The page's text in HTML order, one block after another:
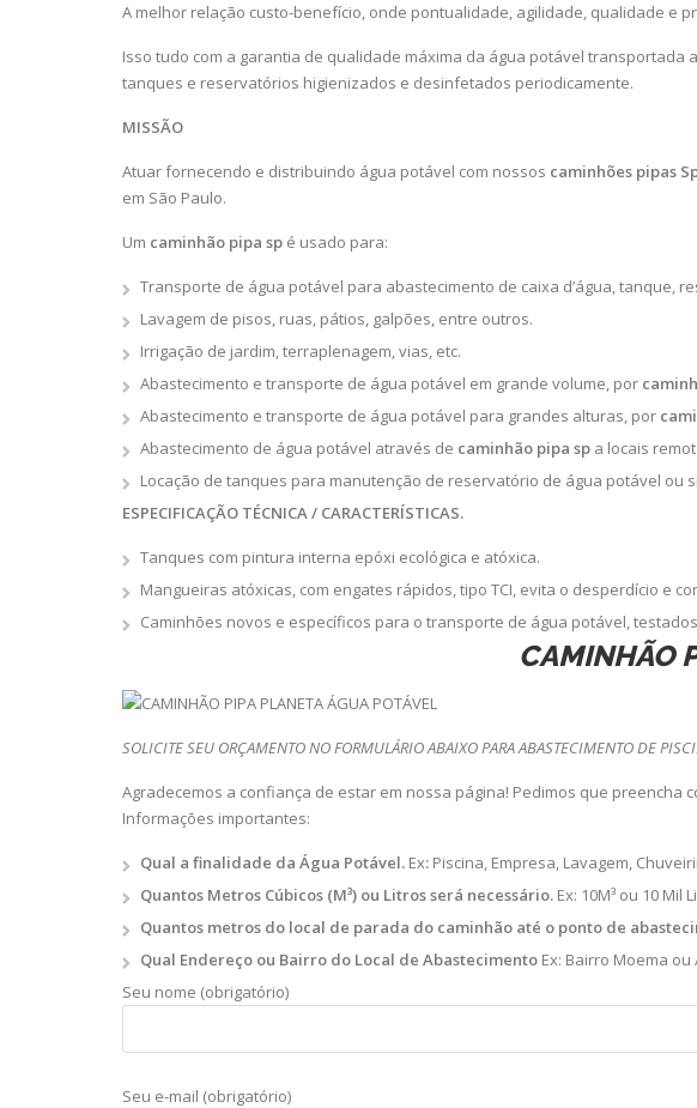
A melhor relação custo-benefício, onde pontualidade, agilidade, qualidade e
Isso tudo com a garantia de qualidade máxima da água potável transportada
tanques e reservatórios higienizados e desinfetados periodicamente.
MISSÃO
Atuar fornecendo e distribuindo água potável com nossos caminhões pipas
em São Paulo.
Um caminhão pipa sp é usado para:
Transporte de água potável para abastecimento de caixa d’água, tanque,
Lavagem de pisos, ruas, pátios, galpões, entre outros.
Irrigação de jardim, terraplenagem, vias, etc.
Abastecimento e transporte de água potável em grande volume, por
Abastecimento e transporte de água potável para grandes alturas, por
Abastecimento de água potável através de caminhão pipa sp a locais
Locação de tanques para manutenção de reservatório de água potável ou
ESPECIFICAÇÃO TÉCNICA / CARACTERÍSTICAS.
Tanques com pintura interna epóxi ecológica e atóxica.
Mangueiras atóxicas, com engates rápidos, tipo TCI, evita o desperdício e
Caminhões novos e específicos para o transporte de água potável,
CAMINHÃO
SOLICITE SEU ORÇAMENTO NO FORMULÁRIO ABAIXO PARA ABASTECIMENTO DE
Agradecemos a confiança de estar em nossa página! Pedimos que
Informações importantes:
Qual a finalidade da Água Potável. Ex: Piscina, Empresa, Lavagem,
Quantos Metros Cúbicos (M³) ou Litros será necessário. Ex: 10M³ ou 10 Mil
Quantos metros do local de parada do caminhão até o ponto de
Qual Endereço ou Bairro do Local de Abastecimento Ex: Bairro Moema ou
Seu nome (obrigatório)
Seu e-mail (obrigatório)